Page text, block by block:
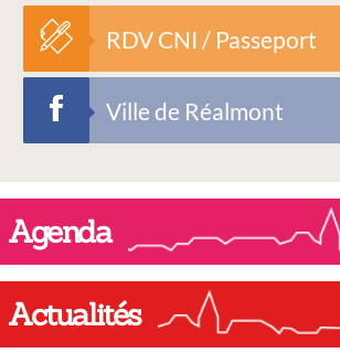
RDV CNI / Passeport
Ville de Réalmont
Agenda
Actualités